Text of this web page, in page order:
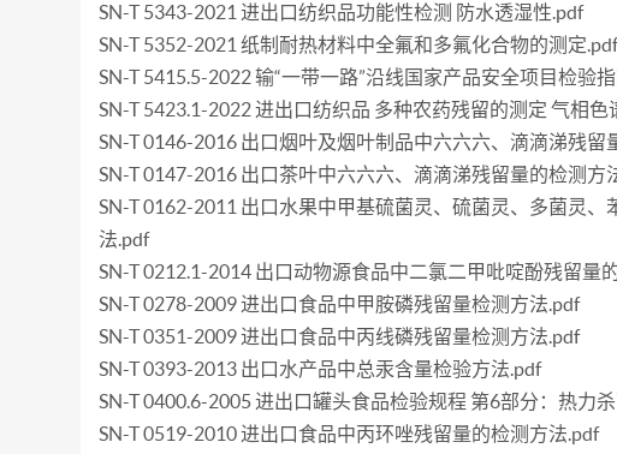
SN-T 5343-2021 进出口纺织品功能性检测 防水透湿性.pdf
SN-T 5352-2021 纸制耐热材料中全氟和多氟化合物的测定
SN-T 5415.5-2022 输“一带一路”沿线国家产品安全项目检验
SN-T 5423.1-2022 进出口纺织品 多种农药残留的测定 气相
SN-T 0146-2016 出口烟叶及烟叶制品中六六六、滴滴涕残留
SN-T 0147-2016 出口茶叶中六六六、滴滴涕残留量的检测方
SN-T 0162-2011 出口水果中甲基硫菌灵、硫菌灵、多菌灵
法.pdf
SN-T 0212.1-2014 出口动物源食品中二氯二甲吡啶酚残留量
SN-T 0278-2009 进出口食品中甲胺磷残留量检测方法.pdf
SN-T 0351-2009 进出口食品中丙线磷残留量检测方法.pdf
SN-T 0393-2013 出口水产品中总汞含量检验方法.pdf
SN-T 0400.6-2005 进出口罐头食品检验规程 第6部分：热力
SN-T 0519-2010 进出口食品中丙环唑残留量的检测方法.pdf